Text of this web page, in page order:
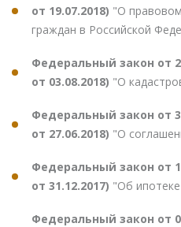
от 19.07.2018) "О
граждан в Российской
Федеральный закон от
от 03.08.2018) "О
Федеральный закон от
от 27.06.2018) "О
Федеральный закон от
от 31.12.2017) "Об
Федеральный закон от